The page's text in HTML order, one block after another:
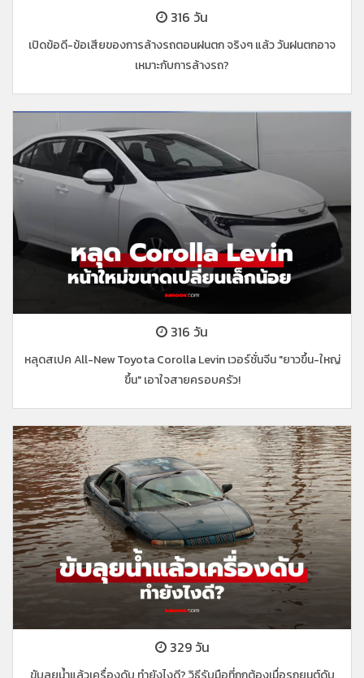
316 วัน
เปิดข้อดี-ข้อเสียของการล้างรถตอนฝนตก จริงๆ แล้ว วันฝนตกอาจ
เหมาะกับการล้างรถ?
316 วัน
หลุดสเปค All-New Toyota Corolla Levin เวอร์ชั่นจีน "ยาวขึ้น-ใหญ่
ขึ้น" เอาใจสายครอบครัว!
329 วัน